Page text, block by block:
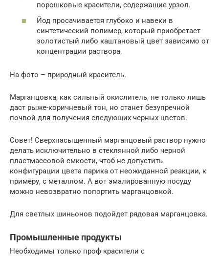
порошковые красители, содержащие урзол.
Йод просачивается глубоко и навеки в
синтетический полимер, который приобретает
золотистый либо каштановый цвет зависимо от
концентрации раствора.
На фото – природный краситель.
Марганцовка, как сильный окислитель, не только лишь
даст рыже-коричневый тон, но станет безупречной
почвой для получения следующих черных цветов.
Совет! Сверхнасыщенный марганцовый раствор нужно
делать исключительно в стеклянной либо черной
пластмассовой емкости, чтоб не допустить
конфигурации цвета парика от неожиданной реакции, к
примеру, с металлом. А вот эмалированную посуду
можно невозвратно попортить марганцовкой.
Для светлых шиньонов подойдет рядовая марганцовка.
Промышленные продукты
Необходимы только проф красители с